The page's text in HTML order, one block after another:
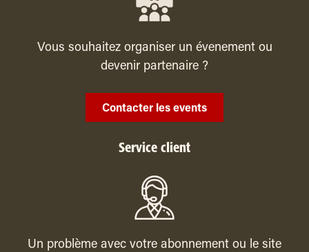
Vous souhaitez organiser un évenement ou
devenir partenaire ?
Contacter les events
Service client
Un problème avec votre abonnement ou le site